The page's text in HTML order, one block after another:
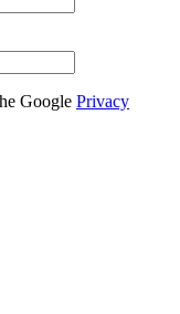
Google Privacy